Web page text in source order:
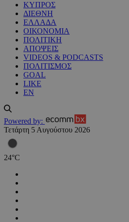
ΚΥΠΡΟΣ
ΔΙΕΘΝΗ
ΕΛΛΑΔΑ
ΟΙΚΟΝΟΜΙΑ
ΠΟΛΙΤΙΚΗ
ΑΠΟΨΕΙΣ
VIDEOS & PODCASTS
ΠΟΛΙΤΙΣΜΟΣ
GOAL
LIKE
EN
Powered by:
Τετάρτη 5 Αυγούστου 2026
24°C